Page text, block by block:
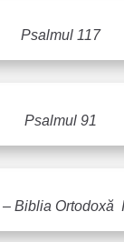
Psalmul 117
Psalmul 91
Biblia Ortodoxă